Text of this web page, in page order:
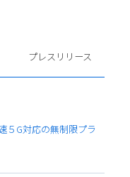
プレスリリース
５G対応の無制限プラ